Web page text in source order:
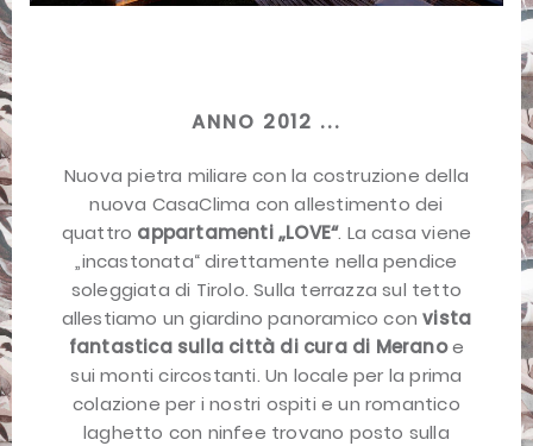
ANNO 2012 ...
Nuova pietra miliare con la costruzione della
nuova CasaClima con allestimento dei
quattro appartamenti „LOVE“. La casa viene
„incastonata“ direttamente nella pendice
soleggiata di Tirolo. Sulla terrazza sul tetto
allestiamo un giardino panoramico convista
fantastica sulla città di cura di Meranoe
sui monti circostanti. Un locale per la prima
colazione per i nostri ospiti e un romantico
laghetto con ninfee trovano posto sulla